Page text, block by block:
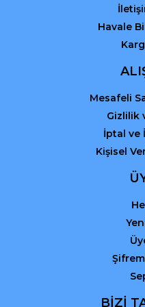
Havale
Mesafeli
Gizlilik
İptal ve
Kişisel
BİZİ